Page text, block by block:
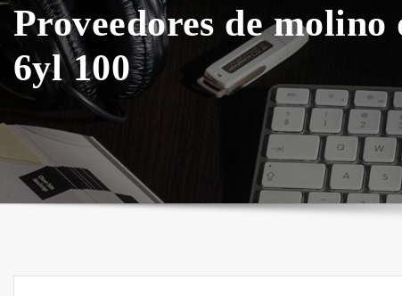
Proveedores de molino
6yl 100